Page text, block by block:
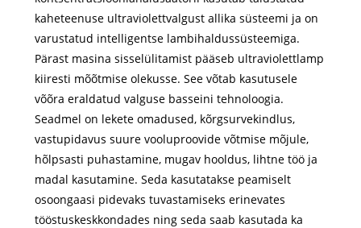
kaheteenuse ultraviolettvalgust allika süsteemi ja on
varustatud intelligentse lambihaldussüsteemiga.
Pärast masina sisselülitamist pääseb ultraviolettlamp
kiiresti mõõtmise olekusse. See võtab kasutusele
võõra eraldatud valguse basseini tehnoloogia.
Seadmel on lekete omadused, kõrgsurvekindlus,
vastupidavus suure vooluproovide võtmise mõjule,
hõlpsasti puhastamine, mugav hooldus, lihtne töö ja
madal kasutamine. Seda kasutatakse peamiselt
osoongaasi pidevaks tuvastamiseks erinevates
tööstuskeskkondades ning seda saab kasutada ka